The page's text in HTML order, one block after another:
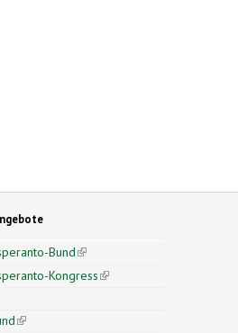
Bund(link is external)
Kongress(link is external)
is external)
(link is external)